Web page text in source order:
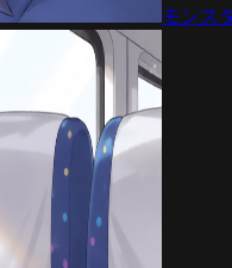
モンス